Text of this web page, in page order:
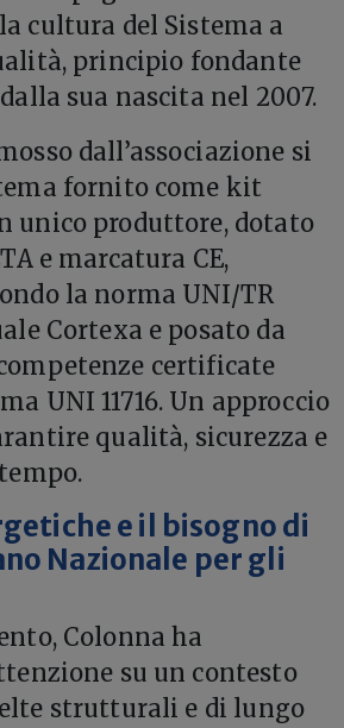
cultura del Sistema a
principio fondante
sua nascita nel 2007.
dall’associazione si
fornito come kit
unico produttore, dotato
e marcatura CE,
la norma UNI/TR
Cortexa e posato da
certificate
UNI 11716. Un approccio
qualità, sicurezza e
e il bisogno di
Nazionale per gli
Colonna ha
su un contesto
strutturali e di lungo